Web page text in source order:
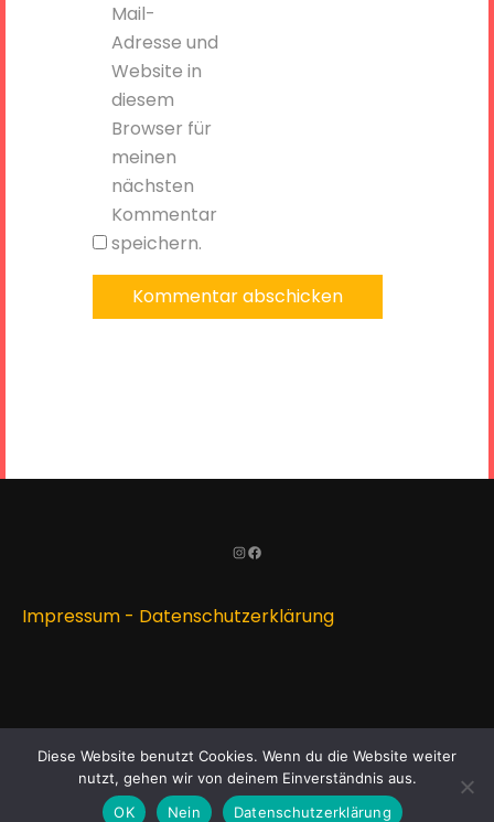
Mail-
Adresse und
Website in
diesem
Browser für
meinen
nächsten
Kommentar
speichern.
Instagram
Facebook
Impressum - Datenschutzerklärung
Copyright © 2023 Freiwillige Feuerwehr Landsham - all
rights reserved. Theme:Education Care
Diese Website benutzt Cookies. Wenn du die Website weiter
nutzt, gehen wir von deinem Einverständnis aus.
OK
Nein Datenschutzerklärung